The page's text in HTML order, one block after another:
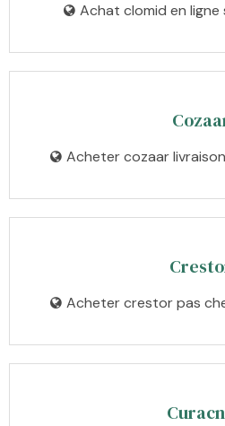
Achat clomid en
Acheter cozaar
Acheter crestor pas